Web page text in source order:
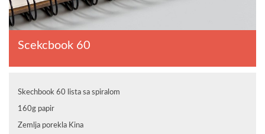
Scekcbook 60
Skechbook 60 lista sa spiralom
160g papir
Zemlja porekla Kina